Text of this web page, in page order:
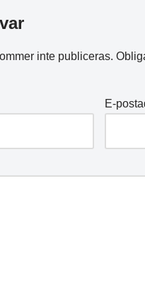
inte publiceras.
E-